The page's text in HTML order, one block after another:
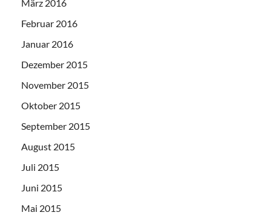
März 2016
Februar 2016
Januar 2016
Dezember 2015
November 2015
Oktober 2015
September 2015
August 2015
Juli 2015
Juni 2015
Mai 2015